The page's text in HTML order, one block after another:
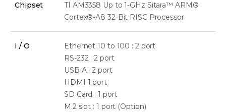
Chipset
TI AM3358 Up to 1-GHz Sitara™ ARM®
Cortex®-A8 32‑Bit RISC Processor
I / O
Ethernet 10 to 100 : 2 port
RS-232 : 2 port
USB A : 2 port
HDMI 1 port
SD Card : 1 port
M.2 slot : 1 port (Option)